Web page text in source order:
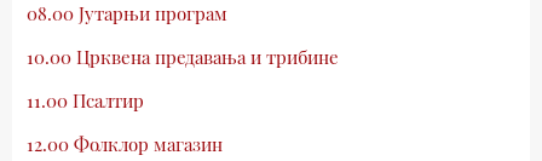
08.00 Јутарњи програм
10.00 Црквена предавања и трибине
11.00 Псалтир
12.00 Фолклор магазин